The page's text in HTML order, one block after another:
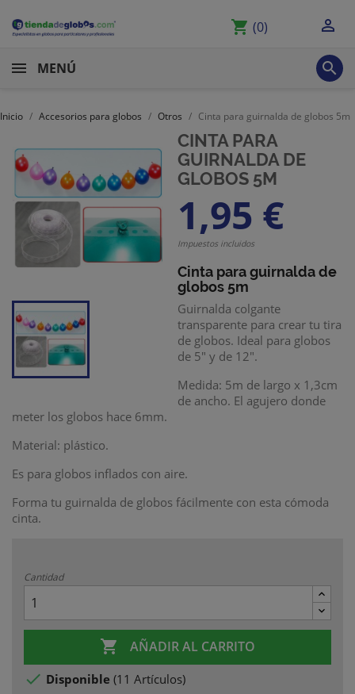
shopping_cart (0) 
MENÚ 
Inicio Accesorios para globos Otros Cinta para guirnalda de globos 5m
CINTA PARA
GUIRNALDA DE
GLOBOS 5M
1,95 €
Impuestos incluidos
Cinta para guirnalda de
globos 5m
Guirnalda colgante
transparente para crear tu tira
de globos. Ideal para globos
de 5" y de 12".
Medida: 5m de largo x 1,3cm
de ancho. El agujero donde
meter los globos hace 6mm.
Material: plástico.
Es para globos inflados con aire.
Forma tu guirnalda de globos fácilmente con esta cómoda
cinta.
Cantidad
 AÑADIR AL CARRITO
 Disponible (11 Artículos)